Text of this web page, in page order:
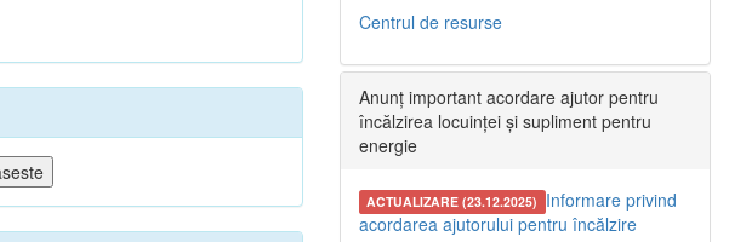
Centrul de resurse
Anunț important acordare ajutor pentru
încălzirea locuinței și supliment pentru
energie
ACTUALIZARE (23.12.2025) Informare privind
acordarea ajutorului pentru încălzire